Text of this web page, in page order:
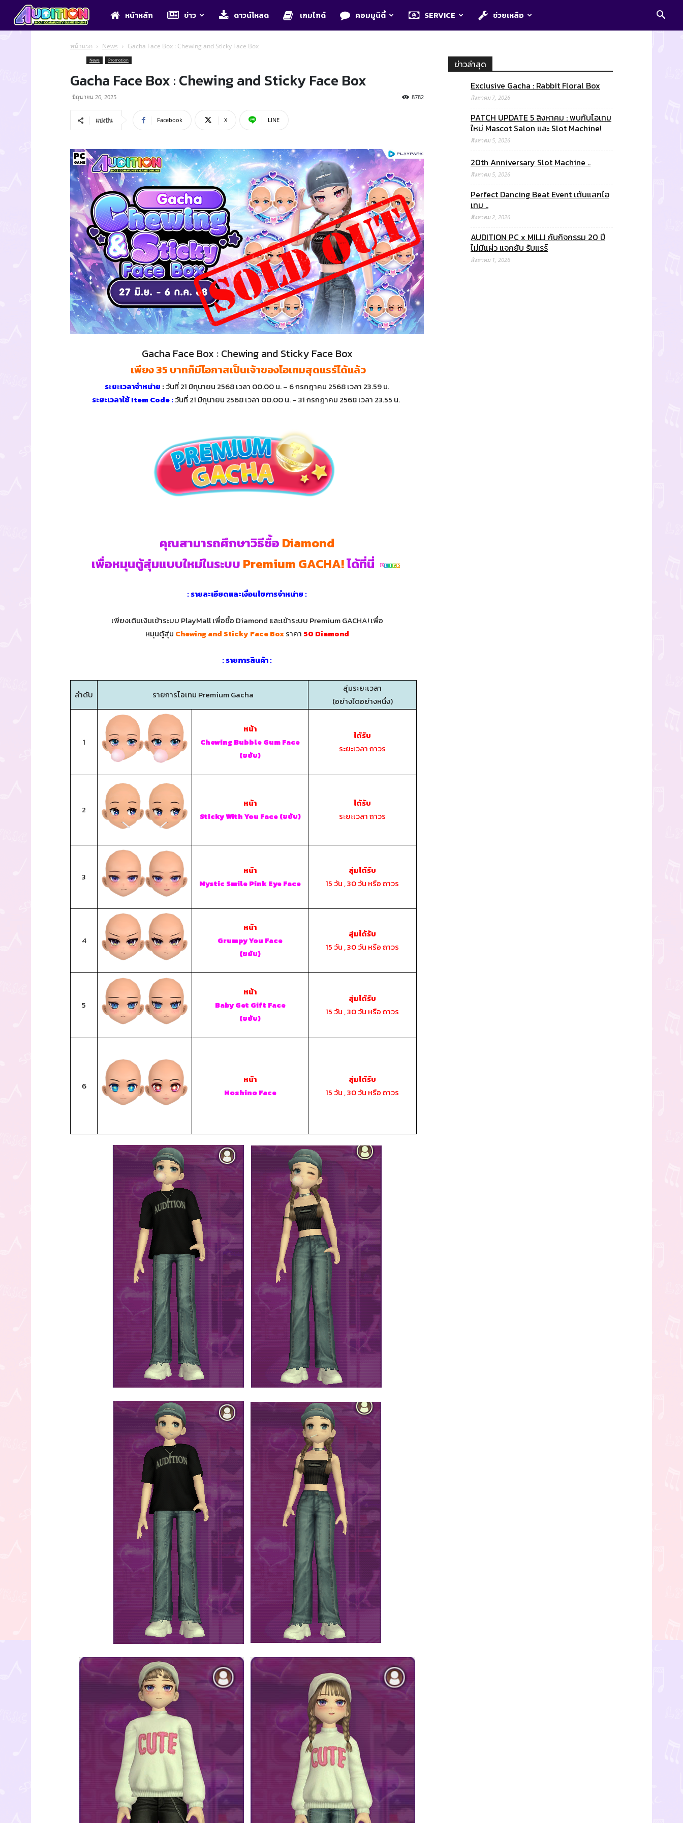
Auditionหน้าหลัก ข่าว ดาวน์โหลด เกมไกด์ คอมมูนิตี้ SERVICE ช่วยเหลือ
หน้าแรก News Gacha Face Box : Chewing and Sticky Face Box
News Promotion
Gacha Face Box : Chewing and Sticky Face Box
มิถุนายน 26, 2025 8782
แบ่งปัน Facebook X LINE
Gacha Face Box : Chewing and Sticky Face Box
เพียง 35 บาทก็มีโอกาสเป็นเจ้าของไอเทมสุดแรร์ได้แล้ว
ระยะเวลาจำหน่าย :วันที่ 21 มิถุนายน 2568 เวลา 00.00 น. – 6 กรกฎาคม 2568 เวลา 23.59 น.
ระยะเวลาใช้ Item Code :วันที่ 21 มิถุนายน 2568 เวลา 00.00 น. – 31 กรกฎาคม 2568 เวลา 23.55 น.
คุณสามารถศึกษาวิธีซื้อ Diamond
เพื่อหมุนตู้สุ่มแบบใหม่ในระบบ Premium GACHA!ได้ที่นี่
: รายละเอียดและเงื่อนไขการจำหน่าย :
เพียงเติมเงินเข้าระบบ PlayMall เพื่อซื้อ Diamond และเข้าระบบ Premium GACHA! เพื่อ
หมุนตู้สุ่ม Chewing and Sticky Face Boxราคา 50 Diamond
: รายการสินค้า :
ลำดับ รายการไอเทม Premium Gacha
สุ่มระยะเวลา
(อย่างใดอย่างหนึ่ง)
1
หน้า
Chewing Bubble Gum Face
(ขยับ)
ได้รับ
ระยะเวลา ถาวร
2
หน้า
Sticky With You Face (ขยับ)
ได้รับ
ระยะเวลา ถาวร
3
หน้า
Mystic Smile Pink Eye Face
สุ่มได้รับ
15 วัน , 30 วัน หรือ ถาวร
4
หน้า
Grumpy You Face
(ขยับ)
สุ่มได้รับ
15 วัน , 30 วัน หรือ ถาวร
5
หน้า
Baby Get Gift Face
(ขยับ)
สุ่มได้รับ
15 วัน , 30 วัน หรือ ถาวร
6
หน้า
Hoshino Face
สุ่มได้รับ
15 วัน , 30 วัน หรือ ถาวร
ข่าวล่าสุด
Exclusive Gacha : Rabbit Floral Box
สิงหาคม 7, 2026
PATCH UPDATE 5 สิงหาคม : พบกับไอเทม
ใหม่ Mascot Salon และ Slot Machine!
สิงหาคม 5, 2026
20th Anniversary Slot Machine ..
สิงหาคม 5, 2026
Perfect Dancing Beat Event เต้นแลกไอ
เทม ..
สิงหาคม 2, 2026
AUDITION PC x MILLI กับกิจกรรม 20 ปี
ไม่มีแผ่ว แจกยับ รับแรร์
สิงหาคม 1, 2026